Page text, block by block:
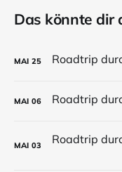
Das könnte dir
MAI 25
MAI 06
MAI 03